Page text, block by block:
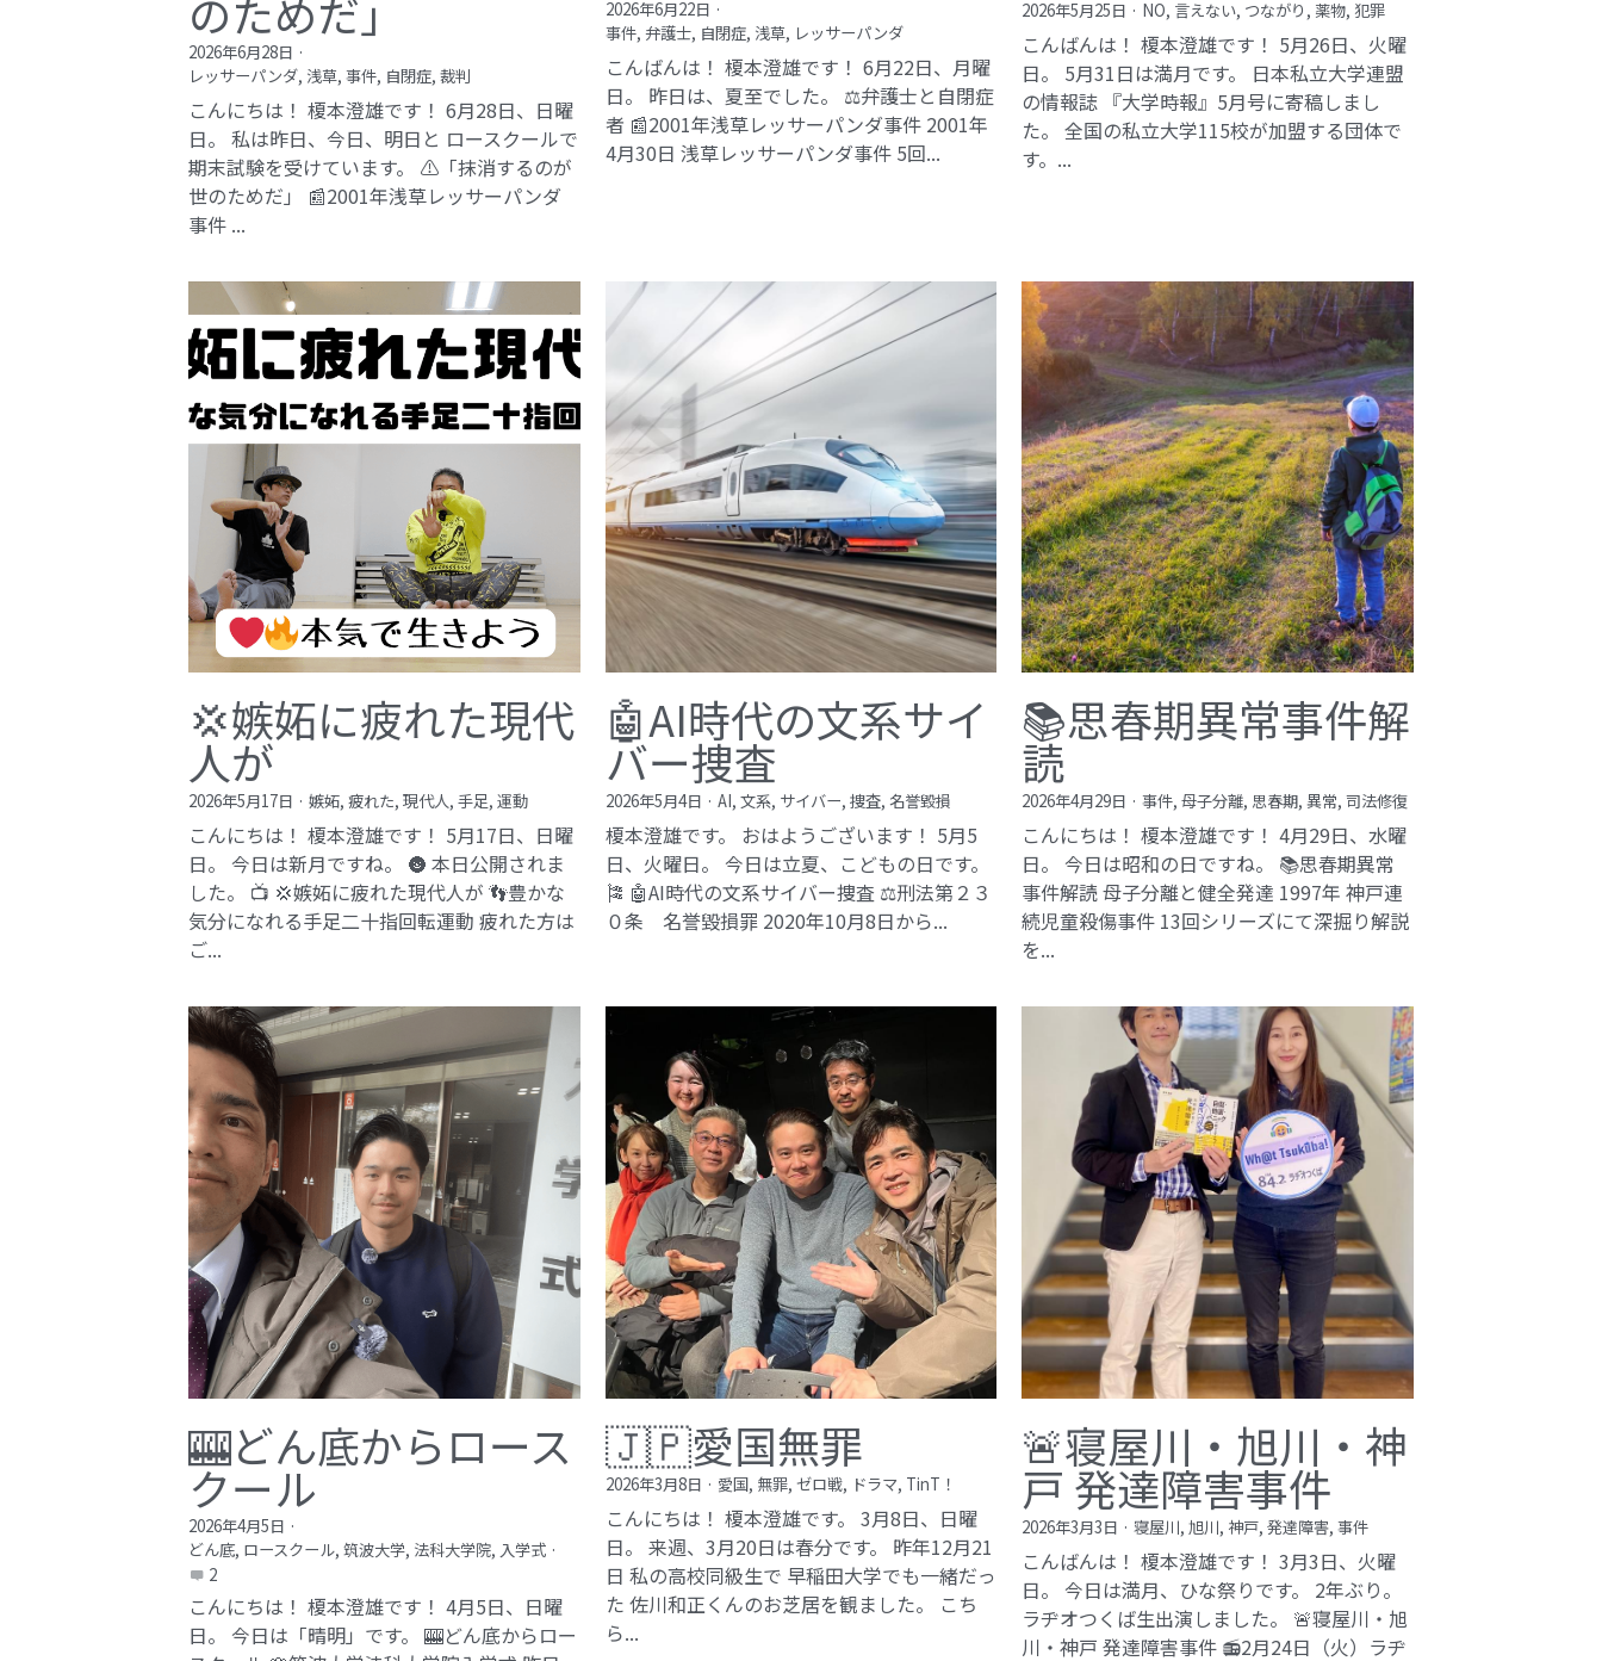
のためだ」​
2026年6月28日 ·
レッサーパンダ, 浅草, 事件, 自閉症, 裁判
こんにちは！ 榎本澄雄です！ 6月28日、日曜
日。 私は昨日、今日、明日と ロースクールで
期末試験を受けています。 ⚠️「抹消するのが
世のためだ」 📰2001年浅草レッサーパンダ
事件​ ...
2026年6月22日 ·
事件, 弁護士, 自閉症, 浅草, レッサーパンダ
こんばんは！ 榎本澄雄です！ 6月22日、月曜
日。 昨日は、夏至でした。 ⚖️弁護士と自閉症
者 📰2001年浅草レッサーパンダ事件​ 2001年
4月30日 浅草レッサーパンダ事件 5回...
2026年5月25日 · NO, 言えない, つながり, 薬物, 犯罪
こんばんは！ 榎本澄雄です！ 5月26日、火曜
日。 5月31日は満月です。 日本私立大学連盟
の情報誌 『大学時報』5月号に寄稿しまし
た。 全国の私立大学115校が加盟する団体で
す。...
💢嫉妬に疲れた現代
人が
2026年5月17日 ·嫉妬, 疲れた, 現代人, 手足, 運動
こんにちは！ 榎本澄雄です！ 5月17日、日曜
日。 今日は新月ですね。 🌚 本日公開されま
した。 📺 💢嫉妬に疲れた現代人が 👣豊かな
気分になれる手足二十指回転運動 疲れた方は
ご...
🤖AI時代の文系サイ
バー捜査
2026年5月4日 · AI, 文系, サイバー, 捜査, 名誉毀損
榎本澄雄です。 おはようございます！ 5月5
日、火曜日。 今日は立夏、こどもの日です。
🎏 🤖AI時代の文系サイバー捜査 ⚖️刑法第２３
０条 名誉毀損罪​ 2020年10月8日から...
📚思春期異常事件解
読
2026年4月29日 · 事件, 母子分離, 思春期, 異常, 司法修復
こんにちは！ 榎本澄雄です！ 4月29日、水曜
日。 今日は昭和の日ですね。 📚思春期異常
事件解読 母子分離と健全発達 1997年 神戸連
続児童殺傷事件 13回シリーズにて深掘り解説
を...
🎰どん底からロース
クール
2026年4月5日 ·
どん底, ロースクール, 筑波大学, 法科大学院, 入学式 ·
2
こんにちは！ 榎本澄雄です！ 4月5日、日曜
日。 今日は「晴明」です。 🎰どん底からロー
🇯🇵愛国無罪
2026年3月8日 · 愛国, 無罪, ゼロ戦, ドラマ, TinT！
こんにちは！ 榎本澄雄です。 3月8日、日曜
日。 来週、3月20日は春分です。 昨年12月21
日 私の高校同級生で 早稲田大学でも一緒だっ
た 佐川和正くんのお芝居を観ました。 こち
ら...
🚨寝屋川・旭川・神
戸 発達障害事件
2026年3月3日 · 寝屋川, 旭川, 神戸, 発達障害, 事件
こんばんは！ 榎本澄雄です！ 3月3日、火曜
日。 今日は満月、ひな祭りです。 2年ぶり。
ラヂオつくば生出演しました。 🚨寝屋川・旭
川・神戸 発達障害事件 📻2月24日（火）ラヂ